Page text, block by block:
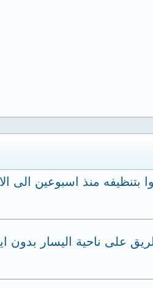
بتنظيفه منذ اسبوعين الى
على ناحية اليسار